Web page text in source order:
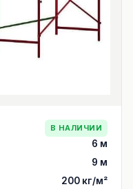
В НАЛИЧИИ
6 м
9 м
200 кг/м²